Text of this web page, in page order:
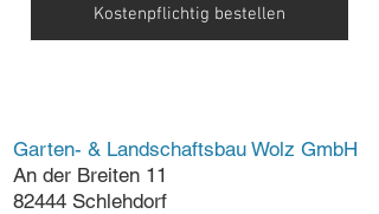
Kostenpflichtig bestellen
Garten- & Landschaftsbau Wolz GmbH
An der Breiten 11
82444 Schlehdorf